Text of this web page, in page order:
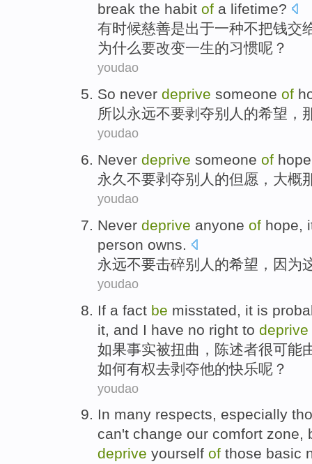
break the habit of a lifetime?
有时候慈善是出于一种不把钱交
为什么要改变一生的习惯呢？
youdao
So never deprive someone of
所以永远不要剥夺别人 的希望 ，
youdao
Never deprive someone of hope
永久不要剥夺别人 的但愿 ，大概
youdao
Never deprive anyone of hope,
person owns.
永远不要击碎别人 的希望 ， 因为
youdao
If a fact be misstated
it is
it, and I have no right to deprive
如果事实被扭曲 ，陈述者很可能
如何有权去剥夺他的快乐呢？
youdao
In many respects, especially
can't change our comfort zone,
deprive yourself of those basic